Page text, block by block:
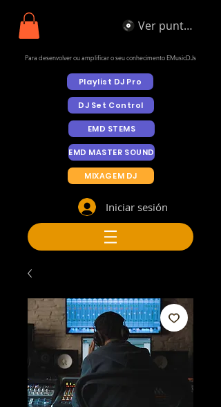
Ver puntos
Para desenvolver ou amplificar o seu conhecimento EMusicDJs
Playlist DJ Pro
DJ Set Control
EMD STEMS
EMD MASTER SOUND
MIXAGEM DJ
Iniciar sesión